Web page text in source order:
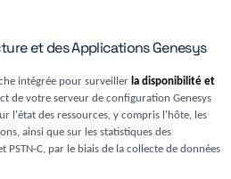
et des Applications Genesys
intégrée pour surveiller la disponibilité et
de votre serveur de configuration Genesys
l'état des ressources, y compris l'hôte, les
ainsi que sur les statistiques des
PSTN-C, par le biais de la collecte de données